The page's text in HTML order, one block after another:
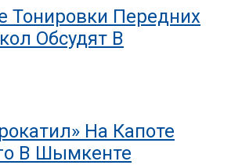
Тонировки Передних
Обсудят В
На Капоте
В Шымкенте